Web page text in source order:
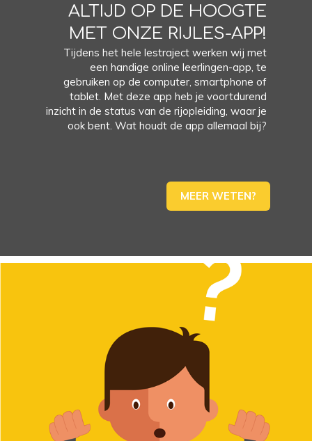
ALTIJD OP DE HOOGTE
MET ONZE RIJLES-APP!
Tijdens het hele lestraject werken wij met
een handige online leerlingen-app, te
gebruiken op de computer, smartphone of
tablet. Met deze app heb je voortdurend
inzicht in de status van de rijopleiding, waar je
ook bent. Wat houdt de app allemaal bij?
MEER WETEN?